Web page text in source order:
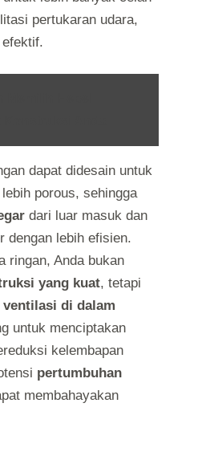
pertukaran udara,
dapat didesain untuk
porous, sehingga
dari luar masuk dan
dengan lebih efisien.
ringan, Anda bukan
yang kuat, tetapi
ventilasi di dalam
untuk menciptakan
kelembapan
pertumbuhan
membahayakan